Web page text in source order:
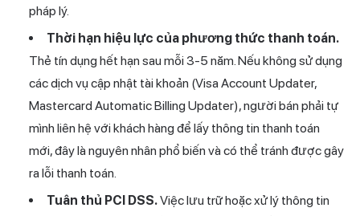
pháp lý.
Thời hạn hiệu lực của phương thức thanh toán.
Thẻ tín dụng hết hạn sau mỗi 3-5 năm. Nếu không sử dụng
các dịch vụ cập nhật tài khoản (Visa Account Updater,
Mastercard Automatic Billing Updater), người bán phải tự
mình liên hệ với khách hàng để lấy thông tin thanh toán
mới, đây là nguyên nhân phổ biến và có thể tránh được gây
ra lỗi thanh toán.
Tuân thủ PCI DSS.Việc lưu trữ hoặc xử lý thông tin